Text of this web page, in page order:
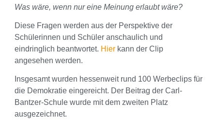
Was wäre, wenn nur eine Meinung erlaubt wäre?
Diese Fragen werden aus der Perspektive der
Schülerinnen und Schüler anschaulich und
eindringlich beantwortet. Hier kann der Clip
angesehen werden.
Insgesamt wurden hessenweit rund 100 Werbeclips für
die Demokratie eingereicht. Der Beitrag der Carl-
Bantzer-Schule wurde mit dem zweiten Platz
ausgezeichnet.